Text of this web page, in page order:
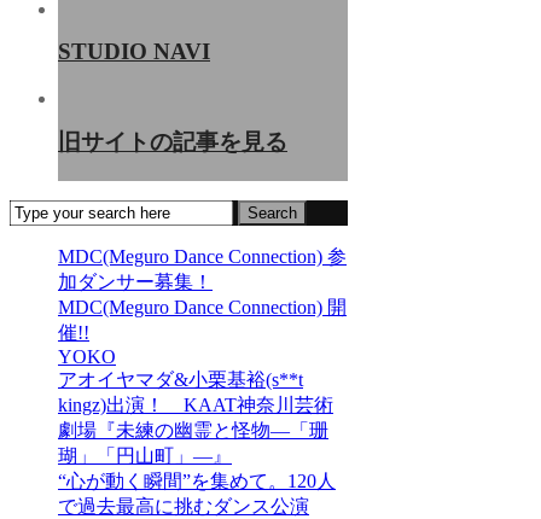
STUDIO NAVI
旧サイトの記事を見る
MDC(Meguro Dance Connection) 参
加ダンサー募集！
MDC(Meguro Dance Connection) 開
催!!
YOKO
アオイヤマダ&小栗基裕(s**t
kingz)出演！ KAAT神奈川芸術
劇場『未練の幽霊と怪物―「珊
瑚」「円山町」―』
“心が動く瞬間”を集めて。120人
で過去最高に挑むダンス公演